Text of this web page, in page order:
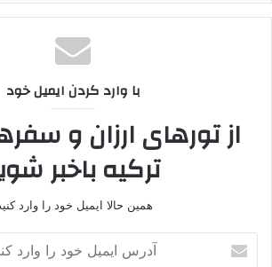
با وارد کردن ایمیل خود
از تورهای ارزان و
ترکیه باخبر
همین حالا ایمیل خود را وارد
ایمیل